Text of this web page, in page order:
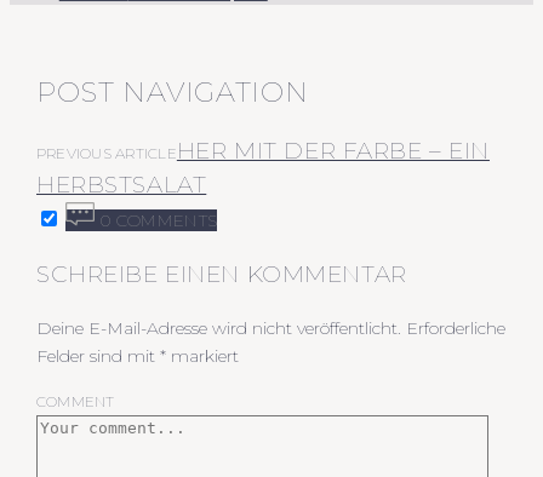
POST NAVIGATION
PREVIOUS ARTICLE HER MIT DER FARBE – EIN
HERBSTSALAT
0 COMMENTS
SCHREIBE EINEN KOMMENTAR
Deine E-Mail-Adresse wird nicht veröffentlicht. Erforderliche
Felder sind mit * markiert
COMMENT